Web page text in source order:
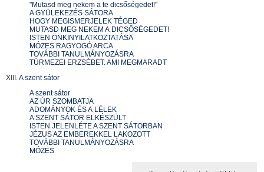
"Mutasd meg nekem a te dicsőségedet!"
A GYÜLEKEZÉS SÁTORA
HOGY MEGISMERJELEK TÉGED
MUTASD MEG NEKEM A DICSŐSÉGEDET!
ISTEN ÖNKINYILATKOZTATÁSA
MÓZES RAGYOGÓ ARCA
TOVÁBBI TANULMÁNYOZÁSRA
TÚRMEZEI ERZSÉBET: AMI MEGMARADT
XIII.A szent sátor
A szent sátor
AZ ÚR SZOMBATJA
ADOMÁNYOK ÉS A LÉLEK
A SZENT SÁTOR ELKÉSZÜLT
ISTEN JELENLÉTE A SZENT SÁTORBAN
JÉZUS AZ EMBEREKKEL LAKOZOTT
TOVÁBBI TANULMÁNYOZÁSRA
MÓZES